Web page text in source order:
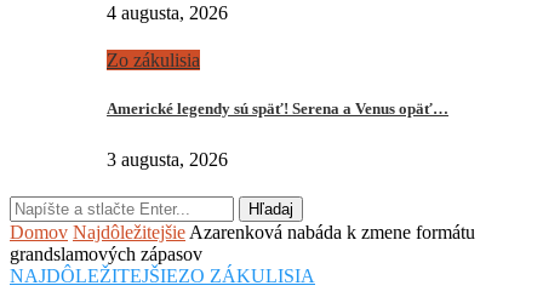
4 augusta, 2026
Zo zákulisia
Americké legendy sú späť! Serena a Venus opäť…
3 augusta, 2026
Hľadaj
Domov Najdôležitejšie Azarenková nabáda k zmene formátu
grandslamových zápasov
NAJDÔLEŽITEJŠIEZO ZÁKULISIA